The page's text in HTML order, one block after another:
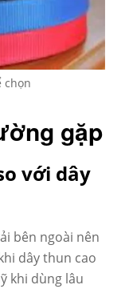
chọn
gặp
với dây
bên ngoài nên
dây thun cao
khi dùng lâu